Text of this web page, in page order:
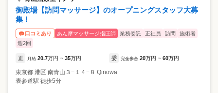
御殿場【訪問マッサージ】のオープニングスタッフ大募
集！
口コミあり あん摩マッサージ指圧師 業務委託 正社員 訪問
施術者
週2回
正 月給 20.7万円 ~ 35万円 委 完全歩合 20万円 ~ 60万円
東京都 港区 南青山３−１４−８ Qinowa
表参道駅 徒歩5分